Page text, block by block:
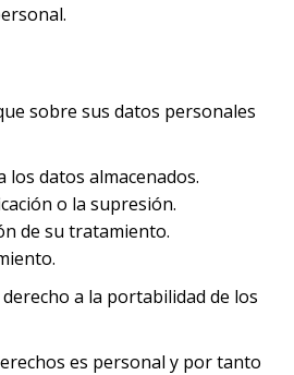
sobre sus datos personales
los datos almacenados.
o la supresión.
de su tratamiento.
a la portabilidad de los
es personal y por tanto